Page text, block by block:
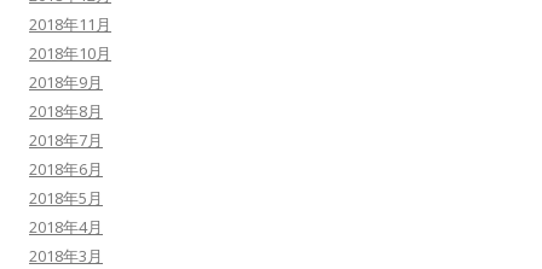
2018年11月
2018年10月
2018年9月
2018年8月
2018年7月
2018年6月
2018年5月
2018年4月
2018年3月